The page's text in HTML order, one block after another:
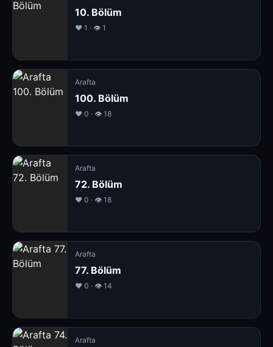
10. Bölüm
❤️ 1 · 👁 1
Arafta
100. Bölüm
❤️ 0 · 👁 18
Arafta
72. Bölüm
❤️ 0 · 👁 18
Arafta
77. Bölüm
❤️ 0 · 👁 14
Arafta